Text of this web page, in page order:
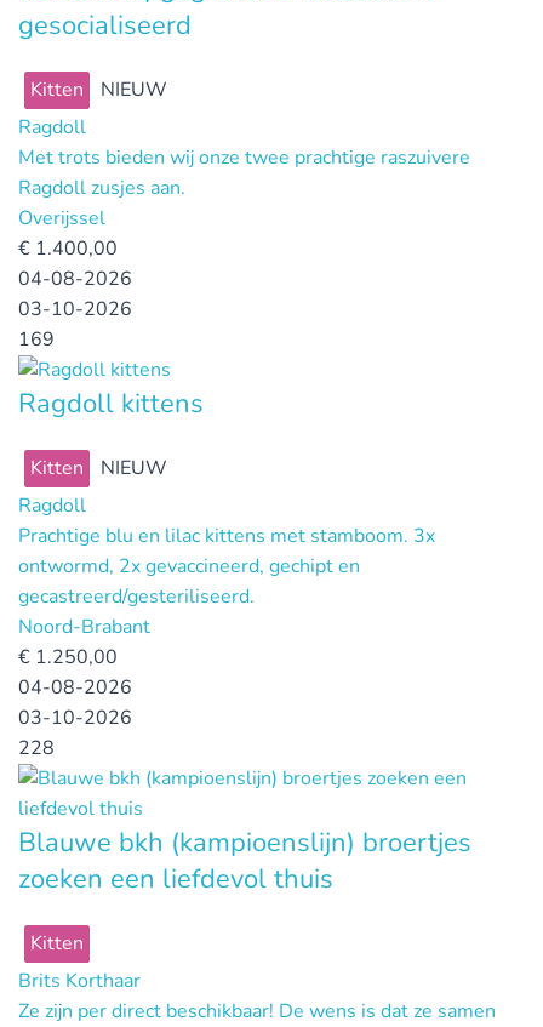
gesocialiseerd
Kitten
NIEUW
Ragdoll
Met trots bieden wij onze twee prachtige raszuivere
Ragdoll zusjes aan.
Overijssel
€ 1.400,00
04-08-2026
03-10-2026
169
Ragdoll kittens
Kitten
NIEUW
Ragdoll
Prachtige blu en lilac kittens met stamboom. 3x
ontwormd, 2x gevaccineerd, gechipt en
gecastreerd/gesteriliseerd.
Noord-Brabant
€ 1.250,00
04-08-2026
03-10-2026
228
Blauwe bkh (kampioenslijn) broertjes
zoeken een liefdevol thuis
Kitten
Brits Korthaar
Ze zijn per direct beschikbaar! De wens is dat ze samen